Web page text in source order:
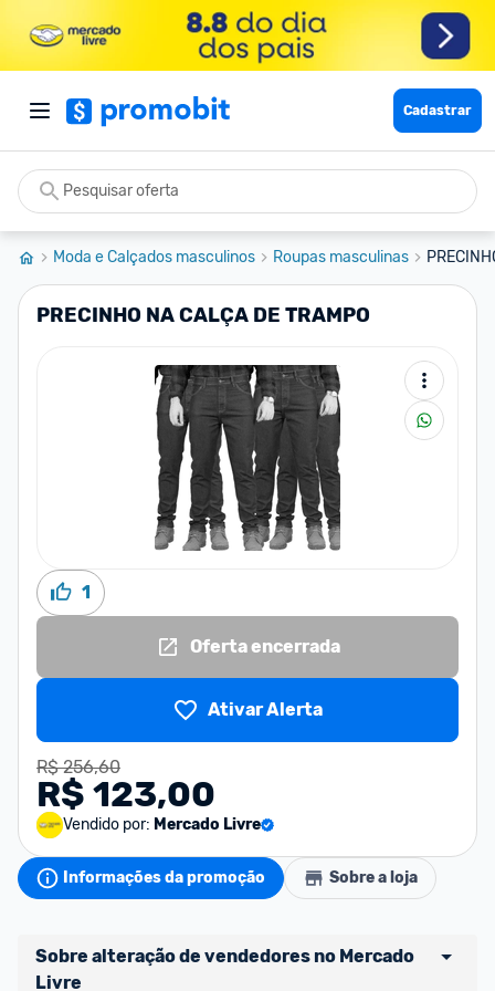
Cadastrar
Moda e Calçados masculinos Roupas masculinas
PRECINHO NA CALÇA DE TRAMPO
1
Oferta encerrada
Ativar Alerta
R$ 256,60
R$ 123,00
Vendido por: Mercado Livre
Informações da promoção Sobre a loja
Sobre alteração de vendedores no Mercado
Livre